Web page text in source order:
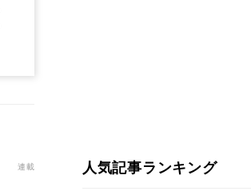
連載 人気記事ランキング